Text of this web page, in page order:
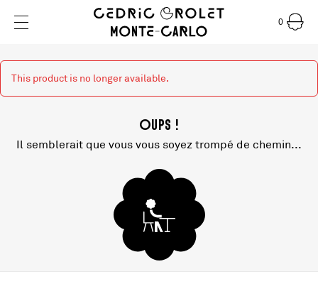
0
This product is no longer available.
Oups !
Il semblerait que vous vous soyez trompé de chemin...